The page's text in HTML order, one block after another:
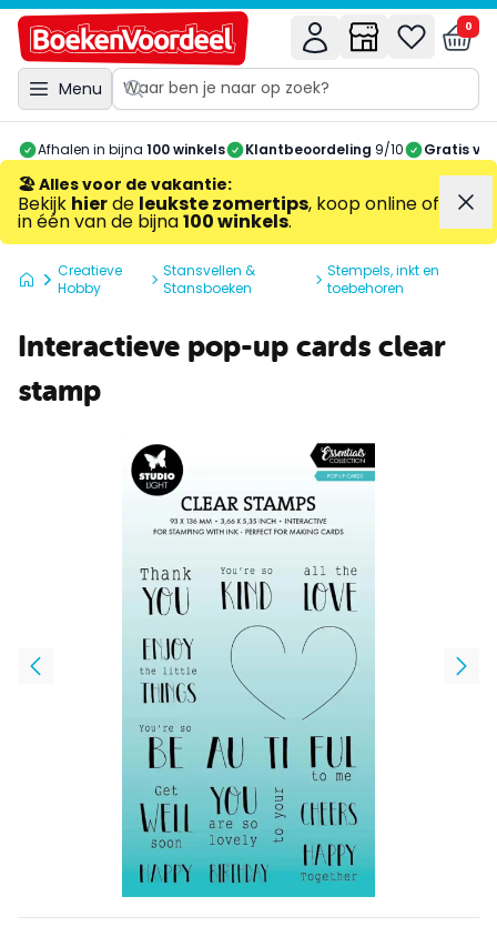
Menu
0
Afhalen in bijna 100 winkels Klantbeoordeling 9/10 Gratis
🏖️ Alles voor de vakantie:
Bekijk hierde leukste zomertips, koop online of
in één van de bijna100 winkels.
Creatieve
Hobby
Stansvellen &
Stansboeken
Stempels, inkt en
toebehoren
Interactieve pop-up cards clear
stamp